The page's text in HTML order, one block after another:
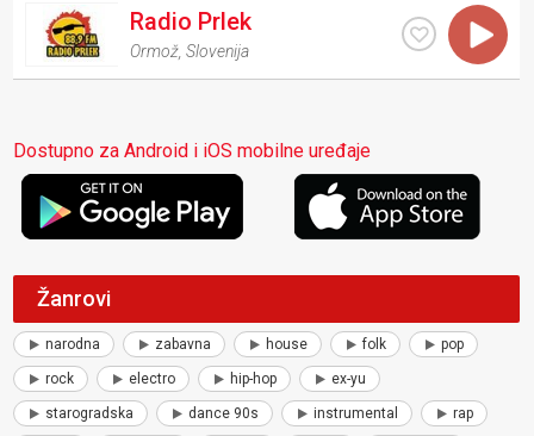
Radio Prlek
Ormož ,Slovenija
Dostupno za Android i iOS mobilne uređaje
Žanrovi
narodna zabavna house folk pop
rock electro hip-hop ex-yu
starogradska dance 90s instrumental rap